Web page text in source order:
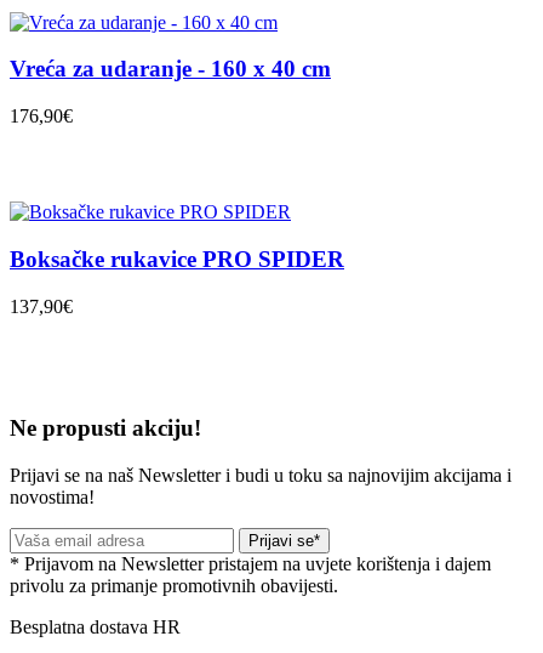
Vreća za udaranje - 160 x 40 cm
176,90€
Boksačke rukavice PRO SPIDER
137,90€
Ne propusti akciju!
Prijavi se na naš Newsletter i budi u toku sa najnovijim akcijama i
novostima!
Prijavi se*
* Prijavom na Newsletter pristajem na uvjete korištenja i dajem
privolu za primanje promotivnih obavijesti.
Besplatna dostava HR